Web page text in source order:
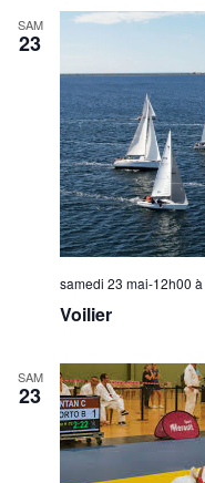
SAM
23
Voilier
samedi 23 mai-12h00 à
SAM
23